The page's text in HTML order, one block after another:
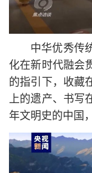
中华优秀传
化在新时代融会
的指引下，收藏
上的遗产、书写
年文明史的中国